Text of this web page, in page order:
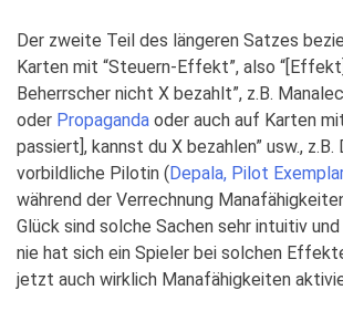
Der zweite Teil des längeren Satzes
Karten mit “Steuern-Effekt”, also
Beherrscher nicht X bezahlt”, z.B.
oder Propaganda oder auch auf Karten
passiert], kannst du X bezahlen” usw., z.B.
vorbildliche Pilotin (Depala, Pilot
während der Verrechnung
Glück sind solche Sachen sehr intuitiv
nie hat sich ein Spieler bei solchen
jetzt auch wirklich Manafähigkeiten